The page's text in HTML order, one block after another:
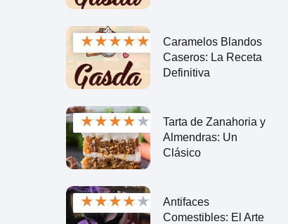
★★★★★
Caramelos Blandos
Caseros: La Receta
Definitiva
★★★★★
Tarta de Zanahoria y
Almendras: Un
Clásico
★★★★★
Antifaces
Comestibles: El Arte